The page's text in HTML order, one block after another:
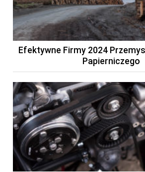
Efektywne Firmy 2024
Papierniczego